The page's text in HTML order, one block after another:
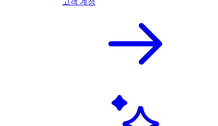
고객 계정